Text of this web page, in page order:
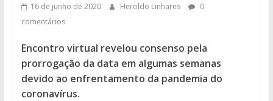
16 de junho de 2020 Heroldo Linhares
0
comentários
Encontro virtual revelou consenso pela
prorrogação da data em algumas semanas
devido ao enfrentamento da pandemia do
coronavírus.